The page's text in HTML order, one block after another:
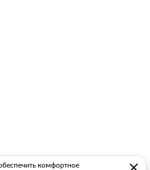
комфортное